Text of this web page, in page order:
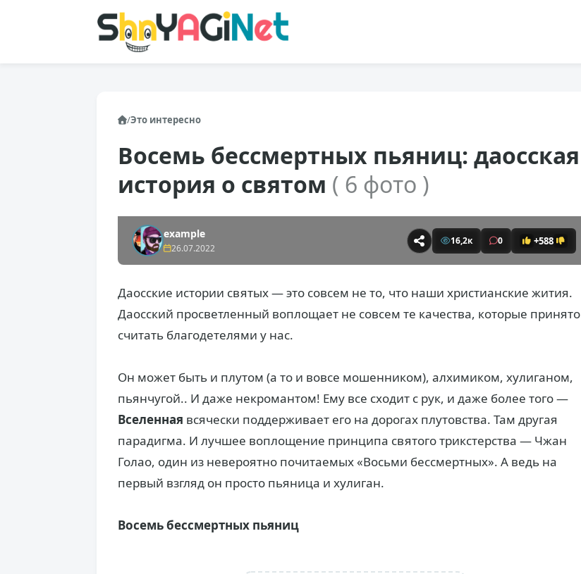
/Это интересно
Восемь бессмертных пьяниц: даосская
история о святом ( 6 фото )
example
26.07.2022
16,2к 0 +588
Даосские истории святых — это совсем не то, что наши христианские жития.
Даосский просветленный воплощает не совсем те качества, которые принято
считать благодетелями у нас.
Он может быть и плутом (а то и вовсе мошенником), алхимиком, хулиганом,
пьянчугой.. И даже некромантом! Ему все сходит с рук, и даже более того —
Вселенная всячески поддерживает его на дорогах плутовства. Там другая
парадигма. И лучшее воплощение принципа святого трикстерства — Чжан
Голао, один из невероятно почитаемых «Восьми бессмертных». А ведь на
первый взгляд он просто пьяница и хулиган.
Восемь бессмертных пьяниц